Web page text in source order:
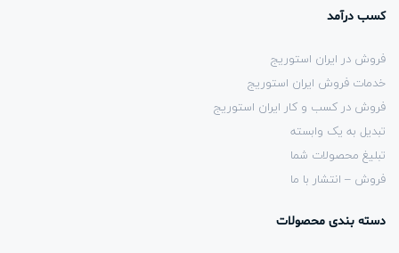
کسب درآمد
فروش در ایران استوریج
خدمات فروش ایران استوریج
فروش در کسب و کار ایران استوریج
تبدیل به یک وابسته
تبلیغ محصولات شما
فروش – انتشار با ما
دسته بندی محصولات